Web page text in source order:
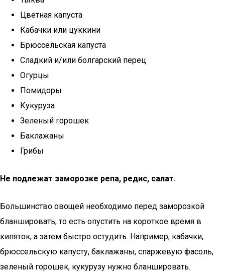
Цветная капуста
Кабачки или цуккини
Брюссельская капуста
Сладкий и/или болгарский перец
Огурцы
Помидоры
Кукуруза
Зеленый горошек
Баклажаны
Грибы
Не подлежат заморозке репа, редис, салат.
Большинство овощей необходимо перед заморозкой
бланшировать, то есть опустить на короткое время в
кипяток, а затем быстро остудить. Например, кабачки,
брюссельскую капусту, баклажаны, спаржевую фасоль,
зеленый горошек, кукурузу нужно бланшировать.